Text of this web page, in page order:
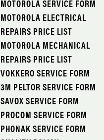
MOTOROLA SERVICE FORM
MOTOROLA ELECTRICAL
REPAIRS PRICE LIST
MOTOROLA MECHANICAL
REPAIRS PRICE LIST
VOKKERO SERVICE FORM
3M PELTOR SERVICE FORM
SAVOX SERVICE FORM
PROCOM SERVICE FORM
PHONAK SERVICE FORM